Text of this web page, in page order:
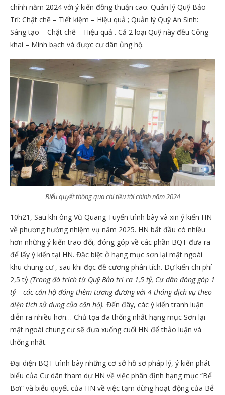
chính năm 2024 với ý kiến đồng thuận cao: Quản lý Quỹ Bảo
Trì: Chặt chẽ – Tiết kiệm – Hiệu quả ; Quản lý Quỹ An Sinh:
Sáng tạo – Chặt chẽ – Hiệu quả . Cả 2 loại Quỹ này đều Công
khai – Minh bạch và được cư dân ủng hộ.
Biểu quyết thông qua chi tiêu tài chính năm 2024
10h21, Sau khi ông Vũ Quang Tuyến trình bày và xin ý kiến HN
về phương hướng nhiệm vụ năm 2025. HN bắt đầu có nhiều
hơn những ý kiến trao đổi, đóng góp về các phần BQT đưa ra
để lấy ý kiến tại HN. Đặc biệt ở hạng mục sơn lại mặt ngoài
khu chung cư , sau khi đọc đề cương phân tích. Dự kiến chi phí
2,5 tỷ (Trong đó trích từ Quỹ Bảo trì ra 1,5 tỷ, Cư dân đóng góp 1
tỷ – các căn hộ đóng thêm tương đương với 4 tháng dịch vụ theo
diện tích sử dụng của căn hộ). Đến đây, các ý kiến tranh luận
diễn ra nhiều hơn… Chủ tọa đã thống nhất hạng mục Sơn lại
mặt ngoài chung cư sẽ đưa xuống cuối HN để thảo luận và
thống nhất.
Đại diện BQT trình bày những cơ sở hồ sơ pháp lý, ý kiến phát
biểu của Cư dân tham dự HN về việc phân định hạng mục “Bể
Bơi” và biểu quyết của HN về việc tạm dừng hoạt động của Bể